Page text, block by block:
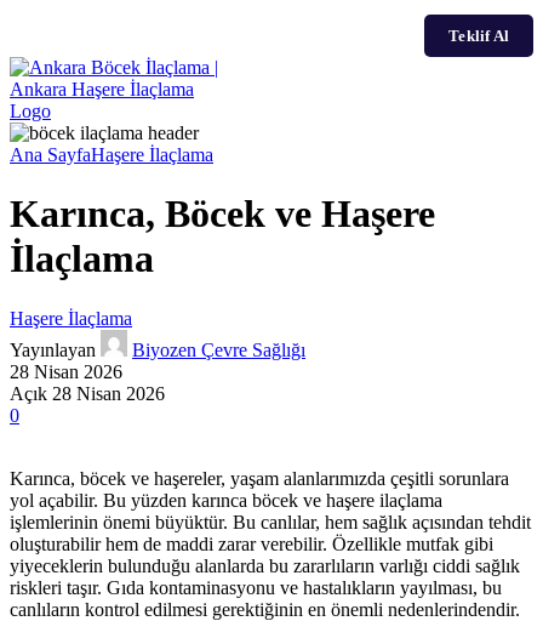
Teklif Al
Ana SayfaHaşere İlaçlama
Karınca, Böcek ve Haşere
İlaçlama
Haşere İlaçlama
Yayınlayan
Biyozen Çevre Sağlığı
28 Nisan 2026
Açık 28 Nisan 2026
0
Karınca, böcek ve haşereler, yaşam alanlarımızda çeşitli sorunlara
yol açabilir. Bu yüzden karınca böcek ve haşere ilaçlama
işlemlerinin önemi büyüktür. Bu canlılar, hem sağlık açısından tehdit
oluşturabilir hem de maddi zarar verebilir. Özellikle mutfak gibi
yiyeceklerin bulunduğu alanlarda bu zararlıların varlığı ciddi sağlık
riskleri taşır. Gıda kontaminasyonu ve hastalıkların yayılması, bu
canlıların kontrol edilmesi gerektiğinin en önemli nedenlerindendir.